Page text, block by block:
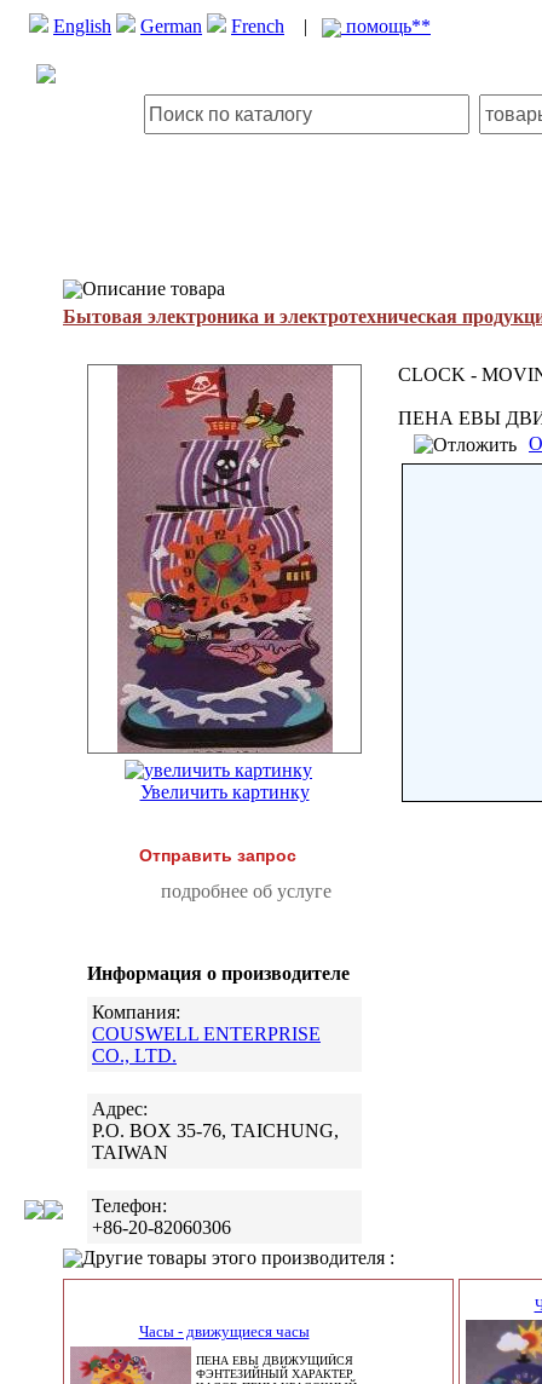
English German French | помощь**
Описание товара
Бытовая электроника и электротехническая
Увеличить картинку
Отправить запрос
подробнее об услуге
Информация о производителе
Компания:
COUSWELL ENTERPRISE
CO., LTD.
Адрес:
P.O. BOX 35-76, TAICHUNG,
TAIWAN
Телефон:
+86-20-82060306
CLOCK -
ПЕНА ЕВЫ
Другие товары этого производителя :
Часы - движущиеся часы
ПЕНА ЕВЫ ДВИЖУЩИЙСЯ
ФЭНТЕЗИЙНЫЙ ХАРАКТЕР